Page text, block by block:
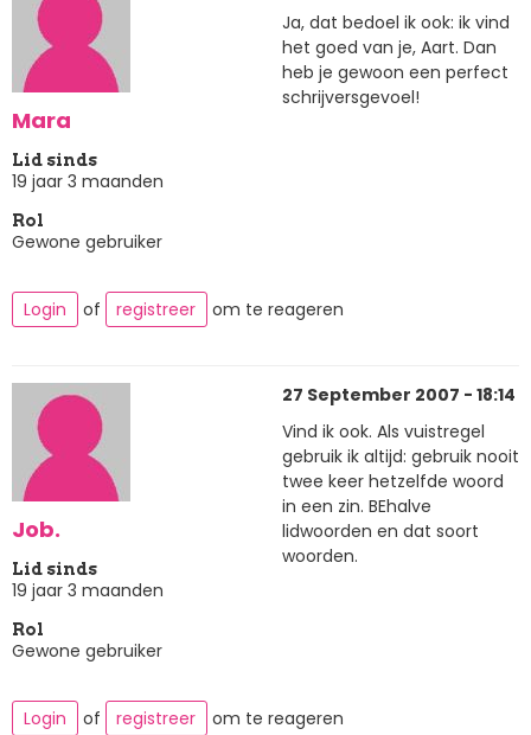
Mara
Lid sinds
19 jaar 3 maanden
Rol
Gewone gebruiker
Ja, dat bedoel ik ook: ik vind
het goed van je, Aart. Dan
heb je gewoon een perfect
schrijversgevoel!
Login of registreer om te reageren
Job.
Lid sinds
19 jaar 3 maanden
Rol
Gewone gebruiker
27 September 2007 - 18:14
Vind ik ook. Als vuistregel
gebruik ik altijd: gebruik nooit
twee keer hetzelfde woord
in een zin. BEhalve
lidwoorden en dat soort
woorden.
Login of registreer om te reageren